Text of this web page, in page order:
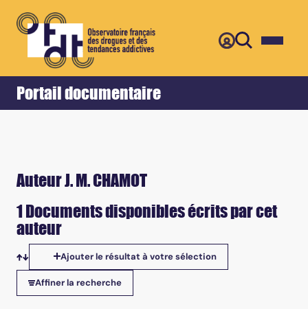
Portail documentaire
Accueil Retour
Auteur J. M. CHAMOT
1 Documents disponibles écrits par cet
auteur
Tris disponibles
Ajouter le résultat à votre sélection
Affiner la recherche